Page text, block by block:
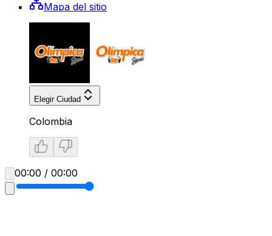
Mapa del sitio
Elegir Ciudad
Colombia
00:00 / 00:00